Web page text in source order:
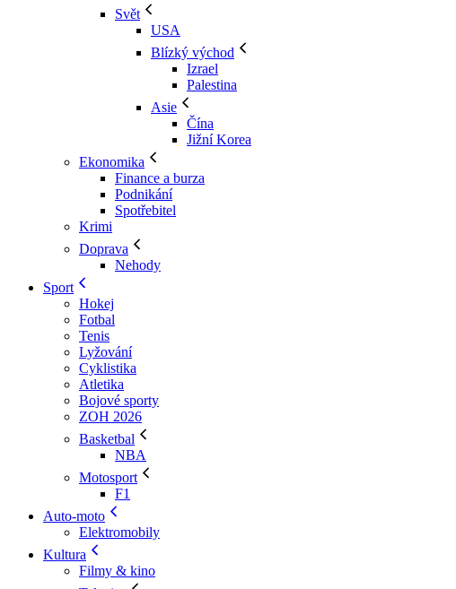
Svět
USA
Blízký východ
Izrael
Palestina
Asie
Čína
Jižní Korea
Ekonomika
Finance a burza
Podnikání
Spotřebitel
Krimi
Doprava
Nehody
Sport
Hokej
Fotbal
Tenis
Lyžování
Cyklistika
Atletika
Bojové sporty
ZOH 2026
Basketbal
NBA
Motosport
F1
Auto-moto
Elektromobily
Kultura
Filmy & kino